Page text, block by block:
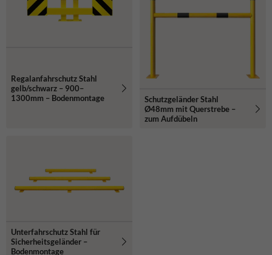
Regalanfahrschutz Stahl
gelb/schwarz – 900–
1300mm – Bodenmontage
Schutzgeländer Stahl
Ø48mm mit Querstrebe –
zum Aufdübeln
Unterfahrschutz Stahl für
Sicherheitsgeländer –
Bodenmontage